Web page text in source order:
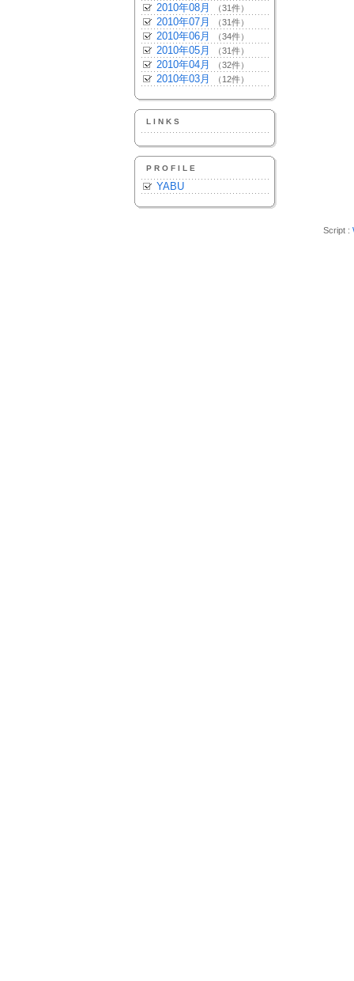
2010年08月 （31件）
2010年07月 （31件）
2010年06月 （34件）
2010年05月 （31件）
2010年04月 （32件）
2010年03月 （12件）
LINKS
PROFILE
YABU
Script :